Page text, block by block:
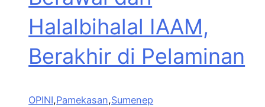
Halalbihalal IAAM,
Berakhir di Pelaminan
OPINI,Pamekasan,Sumenep